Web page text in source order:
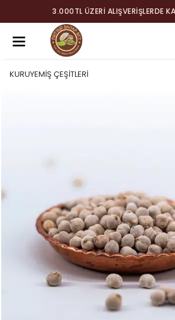
3.000TL ÜZERI ALIŞVERIŞLERDE
KURUYEMİŞ ÇEŞİTLERİ